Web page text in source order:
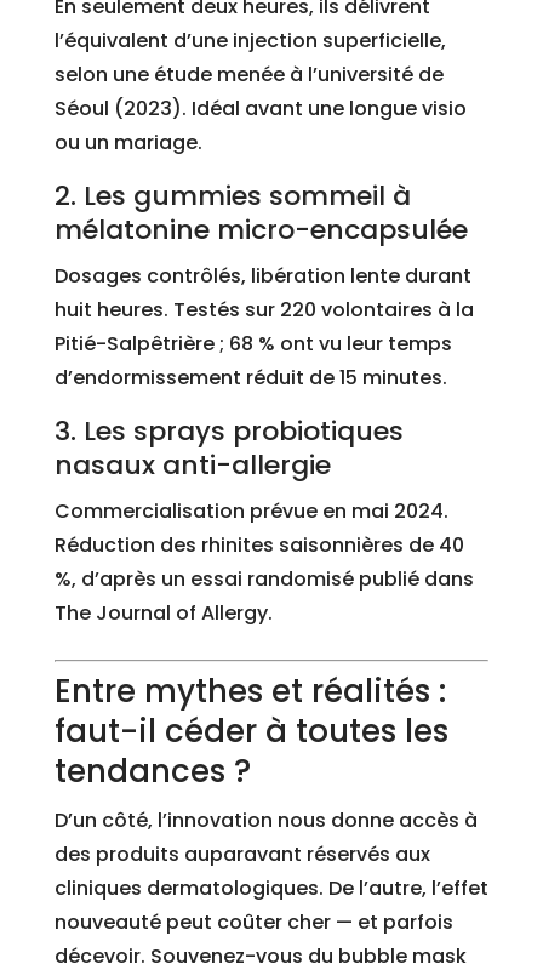
En seulement deux heures, ils délivrent
l’équivalent d’une injection superficielle,
selon une étude menée à l’université de
Séoul (2023). Idéal avant une longue visio
ou un mariage.
2. Les gummies sommeil à
mélatonine micro-encapsulée
Dosages contrôlés, libération lente durant
huit heures. Testés sur 220 volontaires à la
Pitié-Salpêtrière ; 68 % ont vu leur temps
d’endormissement réduit de 15 minutes.
3. Les sprays probiotiques
nasaux anti-allergie
Commercialisation prévue en mai 2024.
Réduction des rhinites saisonnières de 40
%, d’après un essai randomisé publié dans
The Journal of Allergy.
Entre mythes et réalités :
faut-il céder à toutes les
tendances ?
D’un côté, l’innovation nous donne accès à
des produits auparavant réservés aux
cliniques dermatologiques. De l’autre, l’effet
nouveauté peut coûter cher — et parfois
décevoir. Souvenez-vous du bubble mask